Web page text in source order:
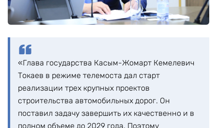
«Глава государства Касым-Жомарт Кемелевич
Токаев в режиме телемоста дал старт
реализации трех крупных проектов
строительства автомобильных дорог. Он
поставил задачу завершить их качественно и в
полном объеме до 2029 года. Поэтому